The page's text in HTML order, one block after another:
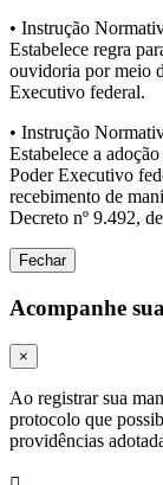
• Instrução
Estabelece regra
ouvidoria por meio
Executivo federal.
• Instrução
Estabelece a
Poder Executivo
recebimento de
Decreto nº 9.492,
Fechar
Acompanhe
×
Ao registrar sua
protocolo que
providências